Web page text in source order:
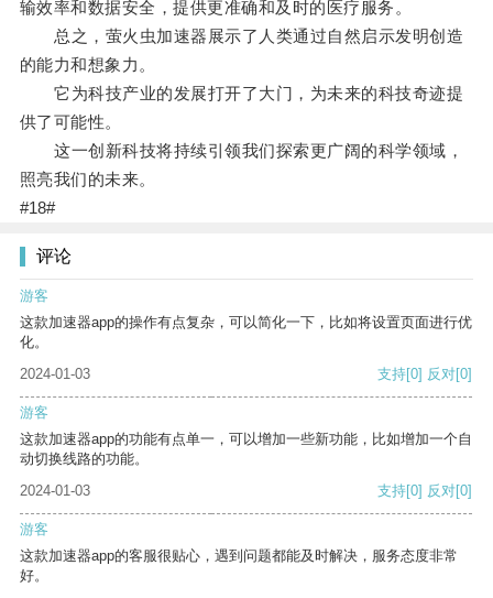
输效率和数据安全，提供更准确和及时的医疗服务。
总之，萤火虫加速器展示了人类通过自然启示发明创造
的能力和想象力。
它为科技产业的发展打开了大门，为未来的科技奇迹提
供了可能性。
这一创新科技将持续引领我们探索更广阔的科学领域，
照亮我们的未来。
#18#
评论
游客
这款加速器app的操作有点复杂，可以简化一下，比如将设置页面进行优
化。
2024-01-03
支持[0] 反对[0]
游客
这款加速器app的功能有点单一，可以增加一些新功能，比如增加一个自
动切换线路的功能。
2024-01-03
支持[0] 反对[0]
游客
这款加速器app的客服很贴心，遇到问题都能及时解决，服务态度非常
好。